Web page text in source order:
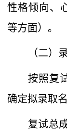
性格倾向、
等方面）。
（二）
按照复
确定拟录取名
复试总